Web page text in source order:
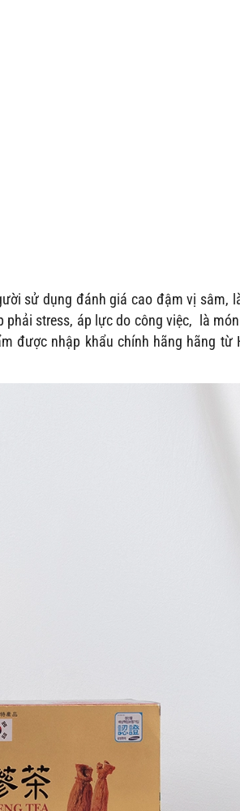
sử dụng đánh giá cao đậm vị sâm,
stress, áp lực do công việc, là
được nhập khẩu chính hãng hãng từ